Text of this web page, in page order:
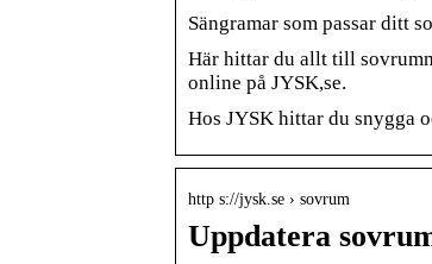
Sängramar som passar ditt
Här hittar du allt till
online på JYSK,se.
Hos JYSK hittar du snygga
http s://jysk.se › sovrum
Uppdatera